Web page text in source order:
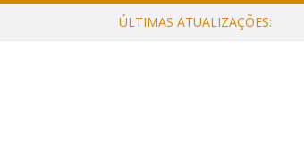
ÚLTIMAS ATUALIZAÇÕES: